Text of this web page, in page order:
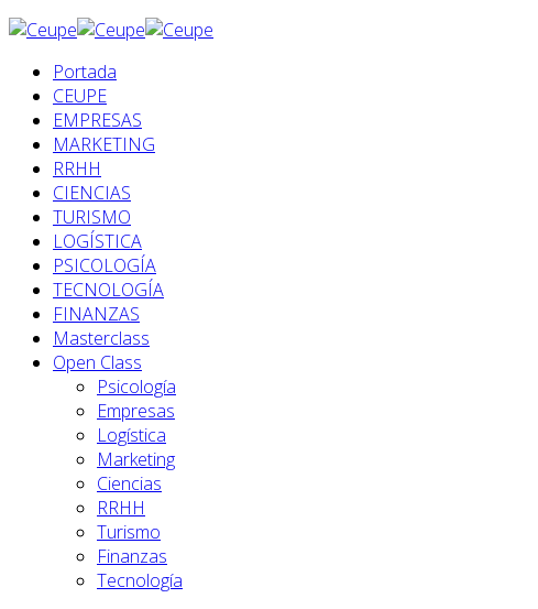
Portada
CEUPE
EMPRESAS
MARKETING
RRHH
CIENCIAS
TURISMO
LOGÍSTICA
PSICOLOGÍA
TECNOLOGÍA
FINANZAS
Masterclass
Open Class
Psicología
Empresas
Logística
Marketing
Ciencias
RRHH
Turismo
Finanzas
Tecnología